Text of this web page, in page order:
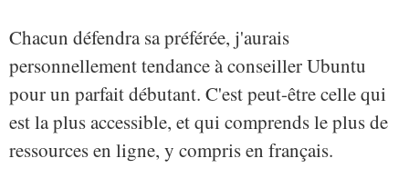
Chacun défendra sa préférée, j'aurais
personnellement tendance à conseiller Ubuntu
pour un parfait débutant. C'est peut-être celle qui
est la plus accessible, et qui comprends le plus de
ressources en ligne, y compris en français.